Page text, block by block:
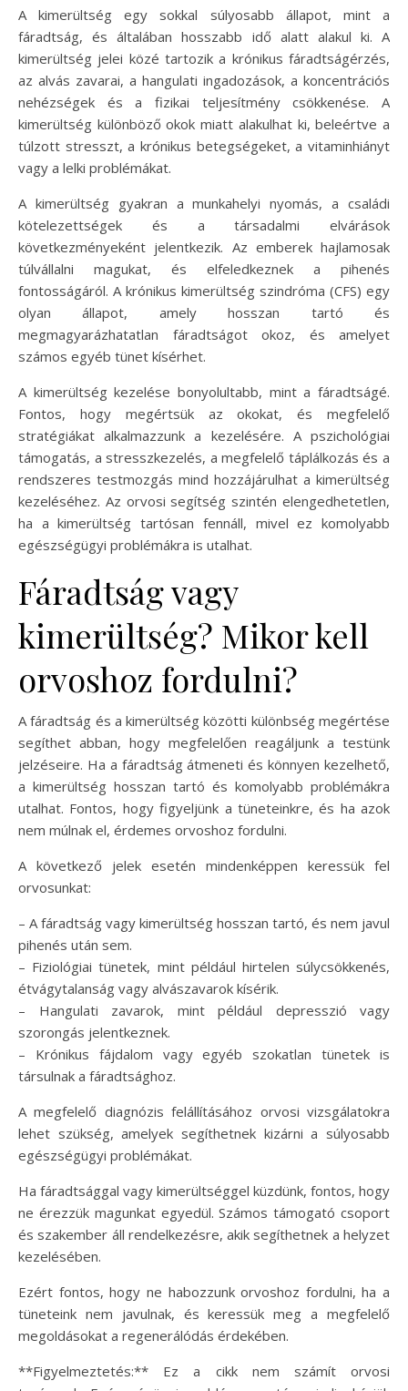
A kimerültség egy sokkal súlyosabb állapot, mint a
fáradtság, és általában hosszabb idő alatt alakul ki. A
kimerültség jelei közé tartozik a krónikus fáradtságérzés,
az alvás zavarai, a hangulati ingadozások, a koncentrációs
nehézségek és a fizikai teljesítmény csökkenése. A
kimerültség különböző okok miatt alakulhat ki, beleértve a
túlzott stresszt, a krónikus betegségeket, a vitaminhiányt
vagy a lelki problémákat.
A kimerültség gyakran a munkahelyi nyomás, a családi
kötelezettségek és a társadalmi elvárások
következményeként jelentkezik. Az emberek hajlamosak
túlvállalni magukat, és elfeledkeznek a pihenés
fontosságáról. A krónikus kimerültség szindróma (CFS) egy
olyan állapot, amely hosszan tartó és
megmagyarázhatatlan fáradtságot okoz, és amelyet
számos egyéb tünet kísérhet.
A kimerültség kezelése bonyolultabb, mint a fáradtságé.
Fontos, hogy megértsük az okokat, és megfelelő
stratégiákat alkalmazzunk a kezelésére. A pszichológiai
támogatás, a stresszkezelés, a megfelelő táplálkozás és a
rendszeres testmozgás mind hozzájárulhat a kimerültség
kezeléséhez. Az orvosi segítség szintén elengedhetetlen,
ha a kimerültség tartósan fennáll, mivel ez komolyabb
egészségügyi problémákra is utalhat.
Fáradtság vagy
kimerültség? Mikor kell
orvoshoz fordulni?
A fáradtság és a kimerültség közötti különbség megértése
segíthet abban, hogy megfelelően reagáljunk a testünk
jelzéseire. Ha a fáradtság átmeneti és könnyen kezelhető,
a kimerültség hosszan tartó és komolyabb problémákra
utalhat. Fontos, hogy figyeljünk a tüneteinkre, és ha azok
nem múlnak el, érdemes orvoshoz fordulni.
A következő jelek esetén mindenképpen keressük fel
orvosunkat:
– A fáradtság vagy kimerültség hosszan tartó, és nem javul
pihenés után sem.
– Fiziológiai tünetek, mint például hirtelen súlycsökkenés,
étvágytalanság vagy alvászavarok kísérik.
– Hangulati zavarok, mint például depresszió vagy
szorongás jelentkeznek.
– Krónikus fájdalom vagy egyéb szokatlan tünetek is
társulnak a fáradtsághoz.
A megfelelő diagnózis felállításához orvosi vizsgálatokra
lehet szükség, amelyek segíthetnek kizárni a súlyosabb
egészségügyi problémákat.
Ha fáradtsággal vagy kimerültséggel küzdünk, fontos, hogy
ne érezzük magunkat egyedül. Számos támogató csoport
és szakember áll rendelkezésre, akik segíthetnek a helyzet
kezelésében.
Ezért fontos, hogy ne habozzunk orvoshoz fordulni, ha a
tüneteink nem javulnak, és keressük meg a megfelelő
megoldásokat a regenerálódás érdekében.
**Figyelmeztetés:** Ez a cikk nem számít orvosi